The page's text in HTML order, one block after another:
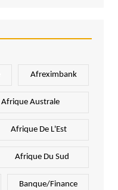
Afreximbank
Afrique Australe
Afrique De L'Est
Afrique Du Sud
Banque/Finance